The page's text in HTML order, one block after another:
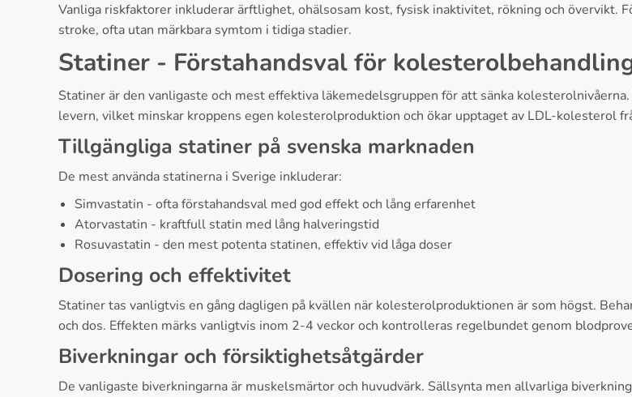
Vanliga riskfaktorer inkluderar ärftlighet, ohälsosam kost, fysisk inaktivitet, rökning och övervikt.
stroke, ofta utan märkbara symtom i tidiga stadier.
Statiner - Förstahandsval för
Statiner är den vanligaste och mest effektiva läkemedelsgruppen för att sänka
levern, vilket minskar kroppens egen kolesterolproduktion och ökar upptaget av LDL-kolesterol
Tillgängliga statiner på svenska marknaden
De mest använda statinerna i Sverige inkluderar:
Simvastatin - ofta förstahandsval med god effekt och lång erfarenhet
Atorvastatin - kraftfull statin med lång halveringstid
Rosuvastatin - den mest potenta statinen, effektiv vid låga doser
Dosering och effektivitet
Statiner tas vanligtvis en gång dagligen på kvällen när kolesterolproduktionen är som högst.
och dos. Effekten märks vanligtvis inom 2-4 veckor och kontrolleras regelbundet genom
Biverkningar och försiktighetsåtgärder
De vanligaste biverkningarna är muskelsmärtor och huvudvärk. Sällsynta men allvarliga